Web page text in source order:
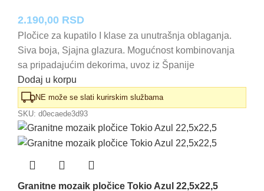
2.190,00 RSD
Pločice za kupatilo I klase za unutrašnja oblaganja.
Siva boja, Sjajna glazura. Mogućnost kombinovanja
sa pripadajućim dekorima, uvoz iz Španije
Dodaj u korpu
NE može se slati kurirskim službama
SKU: d0ecaede3d93
Granitne mozaik pločice Tokio Azul 22,5x22,5